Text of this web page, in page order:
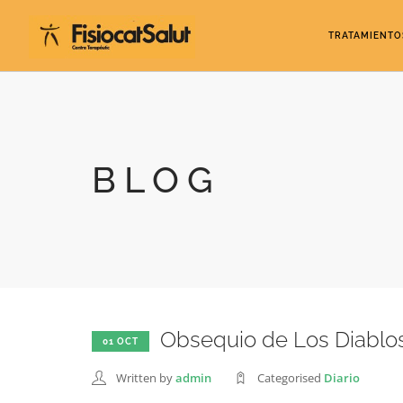
BLOG
01 OCT Obsequio de Los
Written byadmin Categorised Diario